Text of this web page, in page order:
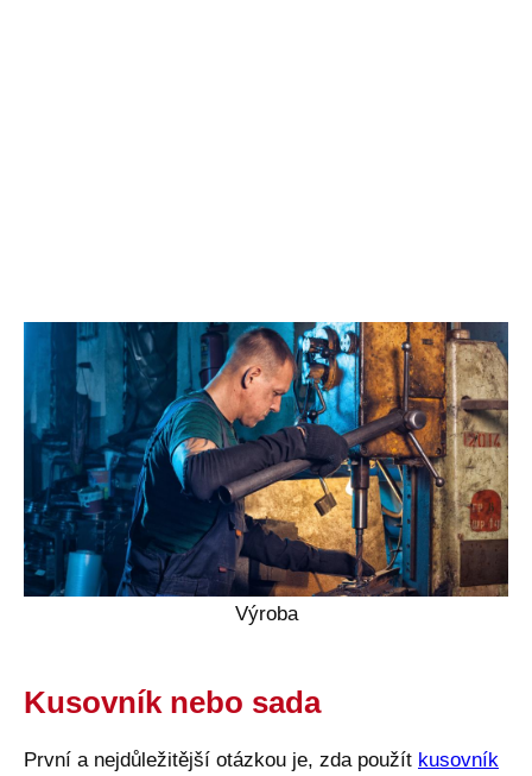
Výroba
Kusovník nebo sada
První a nejdůležitější otázkou je, zda použít kusovník